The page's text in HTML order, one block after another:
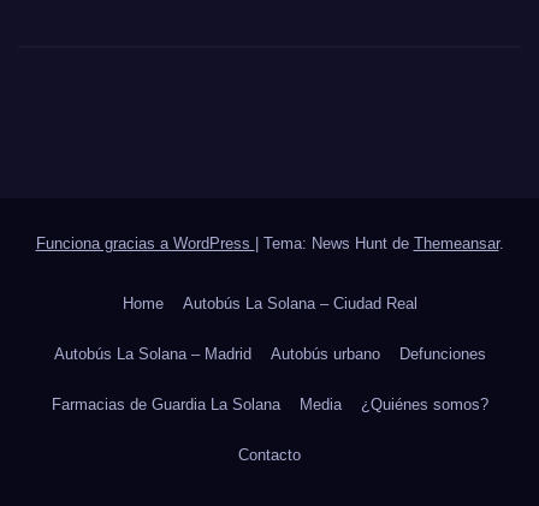
Funciona gracias a WordPress Tema: News Hunt de Themeansar.
Home Autobús La Solana – Ciudad Real
Autobús La Solana – Madrid Autobús urbano Defunciones
Farmacias de Guardia La Solana Media ¿Quiénes somos?
Contacto